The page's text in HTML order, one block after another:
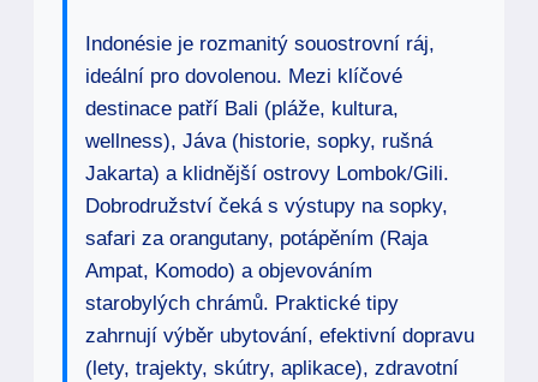
Indonésie je rozmanitý souostrovní ráj,
ideální pro dovolenou. Mezi klíčové
destinace patří Bali (pláže, kultura,
wellness), Jáva (historie, sopky, rušná
Jakarta) a klidnější ostrovy Lombok/Gili.
Dobrodružství čeká s výstupy na sopky,
safari za orangutany, potápěním (Raja
Ampat, Komodo) a objevováním
starobylých chrámů. Praktické tipy
zahrnují výběr ubytování, efektivní dopravu
(lety, trajekty, skútry, aplikace), zdravotní